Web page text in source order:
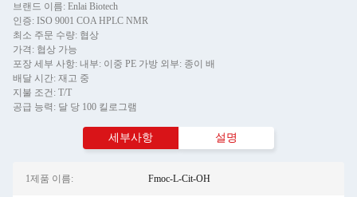
브랜드 이름: Enlai Biotech
인증: ISO 9001 COA HPLC NMR
최소 주문 수량: 협상
가격: 협상 가능
포장 세부 사항: 내부: 이중 PE 가방 외부: 종이 배
배달 시간: 재고 중
지불 조건: T/T
공급 능력: 달 당 100 킬로그램
세부사항 설명
1제품 이름: Fmoc-L-Cit-OH